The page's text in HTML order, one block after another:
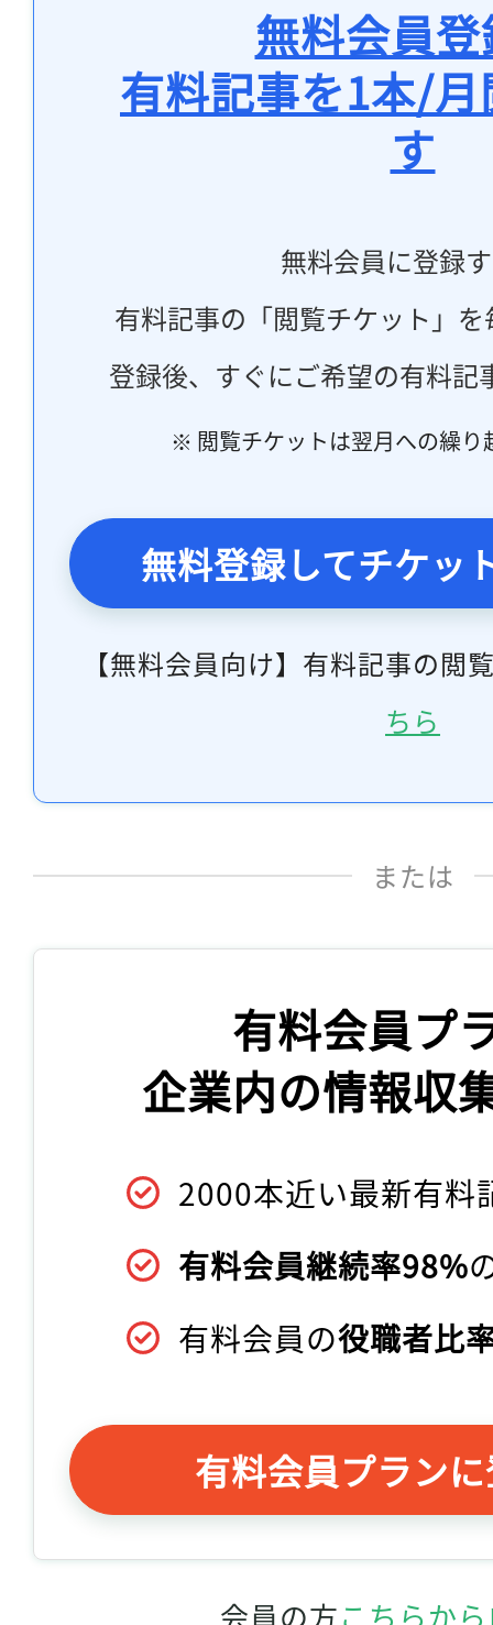
無料会員
有料記事を1本/
す
無料会員に登録
有料記事の「閲覧チケット」
登録後、すぐにご希望の有料記
※ 閲覧チケットは翌月への繰り
無料登録してチケッ
【無料会員向け】有料記事の閲
ちら
または
有料会員プ
企業内の情報収
2000本近い最新有料
有料会員継続率98%
有料会員の役職者比
有料会員プラン
会員の方こちらか